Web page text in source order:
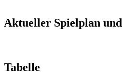
Aktueller Spielplan
Tabelle